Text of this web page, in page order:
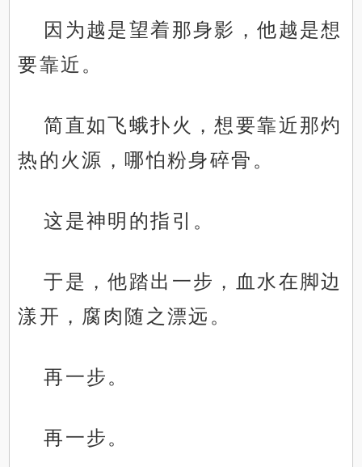
因为越是望着那身影，他越是想
要靠近。
简直如飞蛾扑火，想要靠近那灼
热的火源，哪怕粉身碎骨。
这是神明的指引。
于是，他踏出一步，血水在脚边
漾开，腐肉随之漂远。
再一步。
再一步。